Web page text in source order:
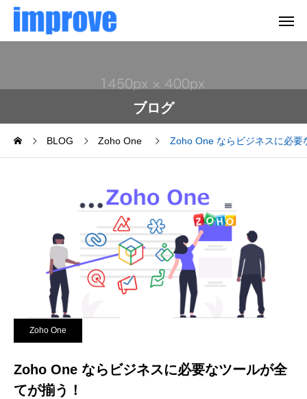
ブログ
BLOG Zoho One Zoho One ならビジネスに必要
Zoho One
Zoho One ならビジネスに必要なツールが全
てが揃う！